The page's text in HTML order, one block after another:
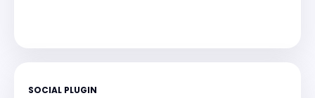
SOCIAL PLUGIN